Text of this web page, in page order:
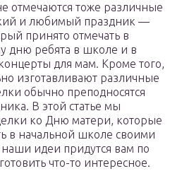
отмечаются тоже различные
и любимый праздник —
принято отмечать в
дню ребята в школе и в
концерты для мам. Кроме того,
изготавливают различные
обычно преподносятся
В этой статье мы
ко Дню матери, которые
в начальной школе своими
идеи придутся вам по
что-то интересное.